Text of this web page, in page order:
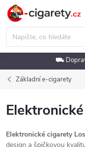
Přejít
obsah
⛟
Základní e-cigarety
Elektronické cigarety
design a špičkovou